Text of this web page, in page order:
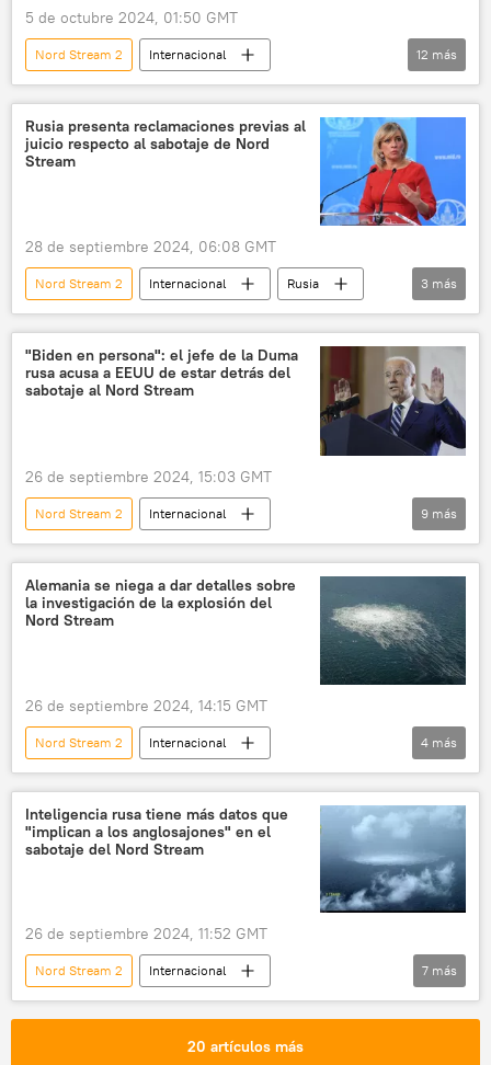
5 de octubre 2024, 01:50 GMT
Nord Stream 2
Internacional
📰 Sabotajes contra los gasoductos Nord Stream
Vasili Nebenzia
Alemania
EEUU
ONU
OTAN
Seymour Hersh
12 más
Rusia presenta reclamaciones previas al
juicio respecto al sabotaje de Nord
Stream
28 de septiembre 2024, 06:08 GMT
Nord Stream 2 Internacional
Rusia
María Zajárova
📰 Sabotajes contra los gasoductos Nord Stream
Nord Stream
3 más
"Biden en persona": el jefe de la Duma
rusa acusa a EEUU de estar detrás del
sabotaje al Nord Stream
26 de septiembre 2024, 15:03 GMT
Nord Stream 2
Internacional
📰 Sabotajes contra los gasoductos Nord Stream
Nord Stream
Rusia
🌍 Europa
Alemania
Dinamarca
9 más
Alemania se niega a dar detalles sobre
la investigación de la explosión del
Nord Stream
26 de septiembre 2024, 14:15 GMT
Nord Stream 2
Internacional
Nord Stream
📰 Sabotajes contra los gasoductos Nord Stream
Rusia
Alemania 🌍 Europa
4 más
Inteligencia rusa tiene más datos que
"implican a los anglosajones" en el
sabotaje del Nord Stream
26 de septiembre 2024, 11:52 GMT
Nord Stream 2
Internacional
📰 Sabotajes contra los gasoductos Nord Stream
EEUU
7 más
20 artículos más